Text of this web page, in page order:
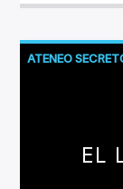
ATENEO
EL